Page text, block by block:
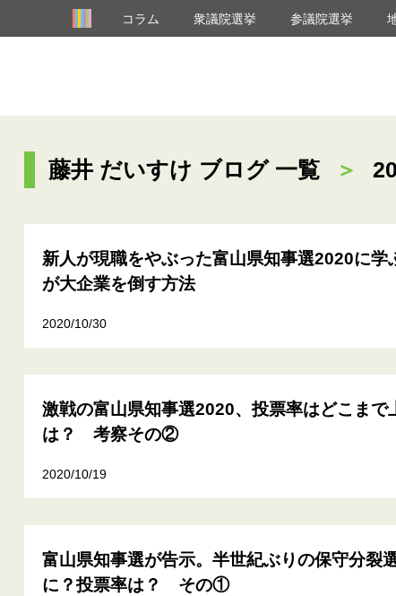
コラム 衆議院選挙 参議院選挙
藤井 だいすけ ブログ 一覧 ＞
新人が現職をやぶった富山県知事選2020に学
が大企業を倒す方法
2020/10/30
激戦の富山県知事選2020、投票率はどこまで
は？ 考察その②
2020/10/19
富山県知事選が告示。半世紀ぶりの保守分裂
に？投票率は？ その①